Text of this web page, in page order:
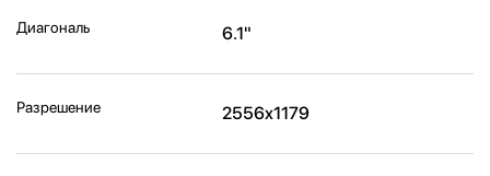
Диагональ 6.1"
Разрешение 2556x1179